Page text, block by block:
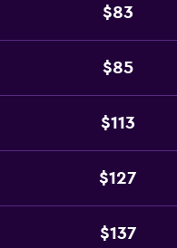
$83
$85
$113
$127
$137